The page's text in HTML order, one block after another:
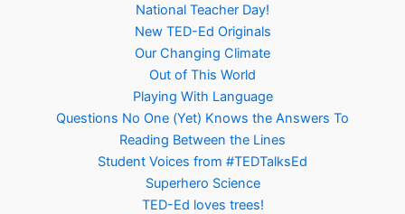
National Teacher Day!
New TED-Ed Originals
Our Changing Climate
Out of This World
Playing With Language
Questions No One (Yet) Knows the Answers To
Reading Between the Lines
Student Voices from #TEDTalksEd
Superhero Science
TED-Ed loves trees!